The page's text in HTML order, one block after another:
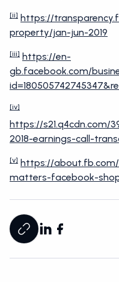
[ii] https://
property/jan-jun-2019
[iii] https://en-
gb.facebook.com/
[iv]
https://s21.q4cdn.com/
2018-earnings-call-
[v] https://
matters-facebook-